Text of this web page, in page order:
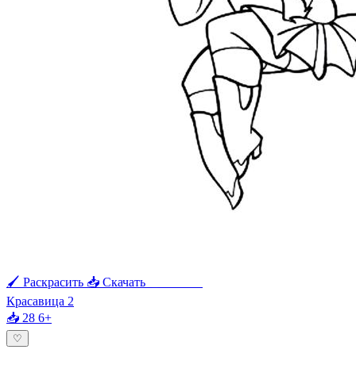
🖌 Раскрасить 📥 Скачать
Красавица 2
📥 28 6+
♡